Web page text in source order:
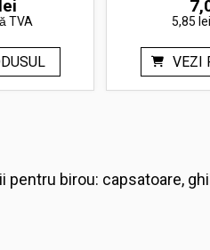
lei
TVA 5,85 lei
VEZI
pentru birou: capsatoare,